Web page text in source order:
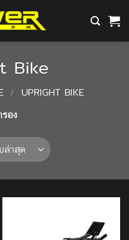
Bike
/ UPRIGHT BIKE
อง
Add to
Wishlist